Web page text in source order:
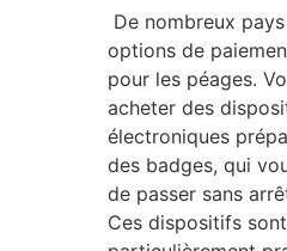
De nombreux
options de
pour les péages.
acheter des
électroniques
des badges, qui
de passer sans
Ces dispositifs sont